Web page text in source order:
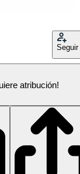
Seguir
atribución!